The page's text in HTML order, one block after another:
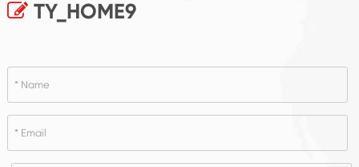
TY_HOME9